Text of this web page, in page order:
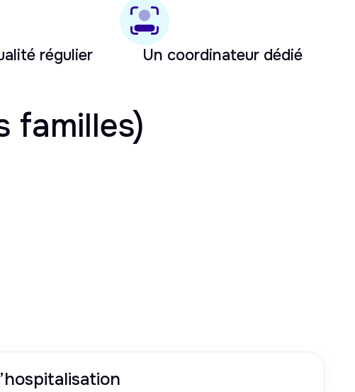
régulier Un coordinateur dédié
familles)